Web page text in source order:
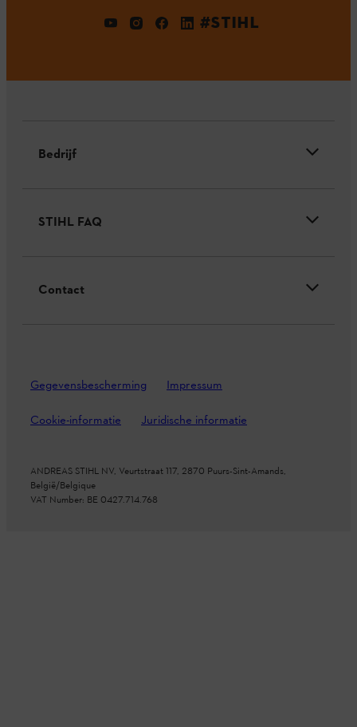
#STIHL
Bedrijf
STIHL FAQ
Contact
Gegevensbescherming Impressum
Cookie-informatie Juridische informatie
ANDREAS STIHL NV, Veurtstraat 117, 2870 Puurs-Sint-Amands,
België/Belgique
VAT Number: BE 0427.714.768